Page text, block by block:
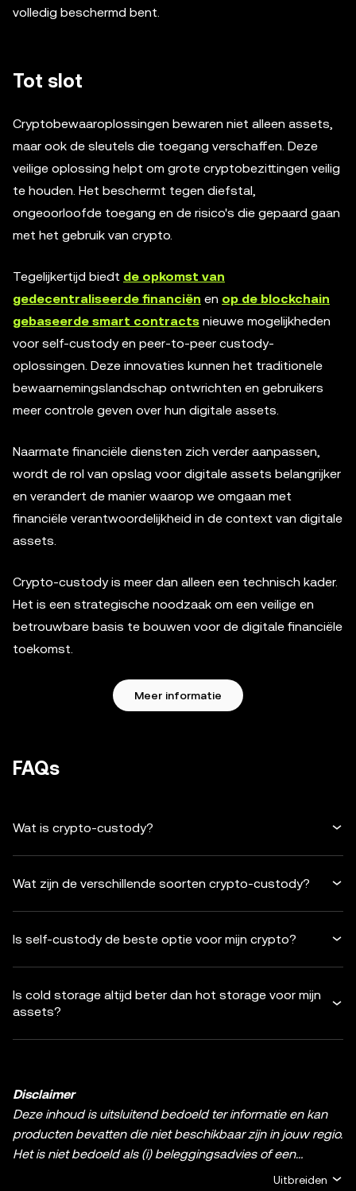
volledig beschermd bent.
Tot slot
Cryptobewaaroplossingen bewaren niet alleen assets,
maar ook de sleutels die toegang verschaffen. Deze
veilige oplossing helpt om grote cryptobezittingen veilig
te houden. Het beschermt tegen diefstal,
ongeoorloofde toegang en de risico's die gepaard gaan
met het gebruik van crypto.
Tegelijkertijd biedt de opkomst van
gedecentraliseerde financiën en op de blockchain
gebaseerde smart contracts nieuwe mogelijkheden
voor self-custody en peer-to-peer custody-
oplossingen. Deze innovaties kunnen het traditionele
bewaarnemingslandschap ontwrichten en gebruikers
meer controle geven over hun digitale assets.
Naarmate financiële diensten zich verder aanpassen,
wordt de rol van opslag voor digitale assets belangrijker
en verandert de manier waarop we omgaan met
financiële verantwoordelijkheid in de context van digitale
assets.
Crypto-custody is meer dan alleen een technisch kader.
Het is een strategische noodzaak om een veilige en
betrouwbare basis te bouwen voor de digitale financiële
toekomst.
Meer informatie
FAQs
Wat is crypto-custody?
Wat zijn de verschillende soorten crypto-custody?
Is self-custody de beste optie voor mijn crypto?
Is cold storage altijd beter dan hot storage voor mijn
assets?
Disclaimer
Deze inhoud is uitsluitend bedoeld ter informatie en kan
producten bevatten die niet beschikbaar zijn in jouw regio.
Het is niet bedoeld als (i) beleggingsadvies of een
beleggingsaanbeveling; (ii) een aanbod of verzoek om
Uitbreiden